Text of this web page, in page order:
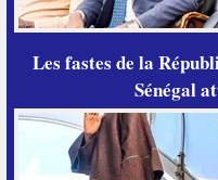
Les fastes de la
Sénégal